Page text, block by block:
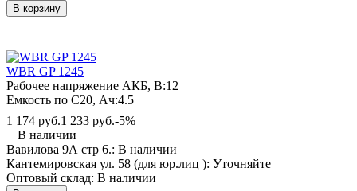
В корзину
WBR GP 1245
Рабочее напряжение АКБ, B:12
Емкость по С20, Ач:4.5
1 174 руб.1 233 руб.-5%
В наличии
Вавилова 9А стр 6.: В наличии
Кантемировская ул. 58 (для юр.лиц ): Уточняйте
Оптовый склад: В наличии